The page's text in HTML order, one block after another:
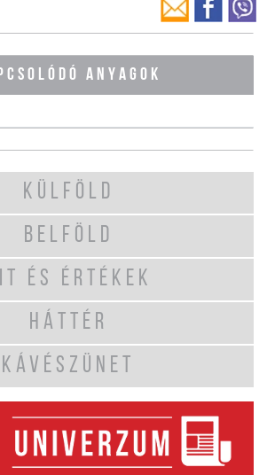
ANYAGOK
KÜLFÖLD
BELFÖLD
ÉS ÉRTÉKEK
HÁTTÉR
KÁVÉSZÜNET